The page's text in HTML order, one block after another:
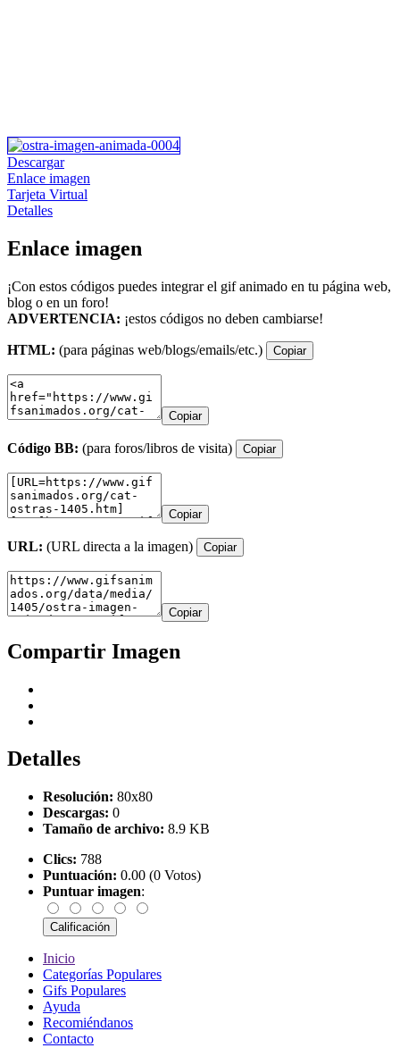
Descargar
Enlace imagen
Tarjeta Virtual
Detalles
Enlace imagen
¡Con estos códigos puedes integrar el gif animado en tu página web,
blog o en un foro!
ADVERTENCIA: ¡estos códigos no deben cambiarse!
HTML: (para páginas web/blogs/emails/etc.) Copiar
Copiar
Código BB: (para foros/libros de visita) Copiar
Copiar
URL: (URL directa a la imagen) Copiar
Copiar
Compartir Imagen
Detalles
Resolución: 80x80
Descargas: 0
Tamaño de archivo: 8.9 KB
Clics: 788
Puntuación: 0.00 (0 Votos)
Puntuar imagen:
Inicio
Categorías Populares
Gifs Populares
Ayuda
Recomiéndanos
Contacto